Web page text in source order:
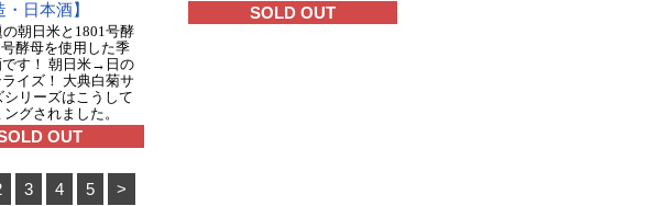
・日本酒】
朝日米と1801号酵
酵母を使用した季
です！ 朝日米→日の
イズ！ 大典白菊サ
シリーズはこうして
グされました。
OUT
SOLD OUT
3 4 5 >